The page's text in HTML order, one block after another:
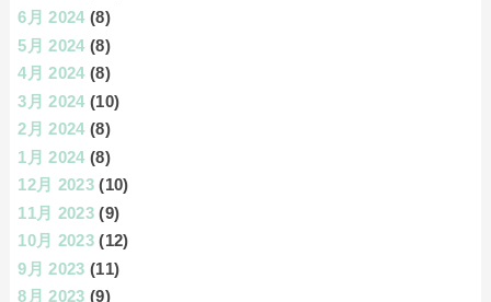
6月 2024 (8)
5月 2024 (8)
4月 2024 (8)
3月 2024 (10)
2月 2024 (8)
1月 2024 (8)
12月 2023 (10)
11月 2023 (9)
10月 2023 (12)
9月 2023 (11)
8月 2023 (9)